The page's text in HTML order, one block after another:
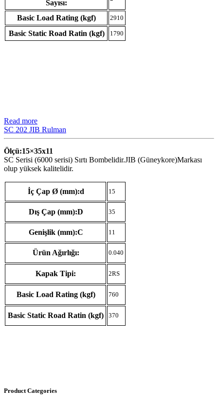
Sayısı:
Basic Load Rating (kgf) 2910
Basic Static Road Ratin (kgf) 1790
Read more
SC 202 JIB Rulman
Ölçü:15×35x11
SC Serisi (6000 serisi) Sırtı Bombelidir.JIB (Güneykore)Markası
olup yüksek kalitelidir.
İç Çap Ø (mm):d 15
Dış Çap (mm):D 35
Genişlik (mm):C 11
Ürün Ağırlığı: 0.040
Kapak Tipi: 2RS
Basic Load Rating (kgf) 760
Basic Static Road Ratin (kgf) 370
Product Categories